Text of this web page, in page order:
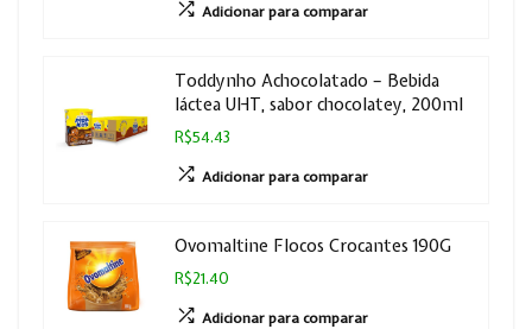
Adicionar para comparar
Toddynho Achocolatado – Bebida
láctea UHT, sabor chocolatey, 200ml
R$54.43
Adicionar para comparar
Ovomaltine Flocos Crocantes 190G
R$21.40
Adicionar para comparar